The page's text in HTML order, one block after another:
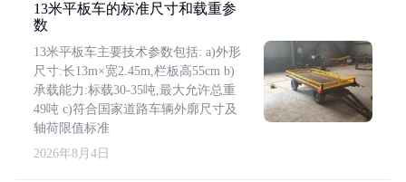
13米平板车的标准尺寸和载重参
数
13米平板车主要技术参数包括: a)外形
尺寸:长13m×宽2.45m,栏板高55cm b)
承载能力:标载30-35吨,最大允许总重
49吨 c)符合国家道路车辆外廓尺寸及
轴荷限值标准
2026年8月4日